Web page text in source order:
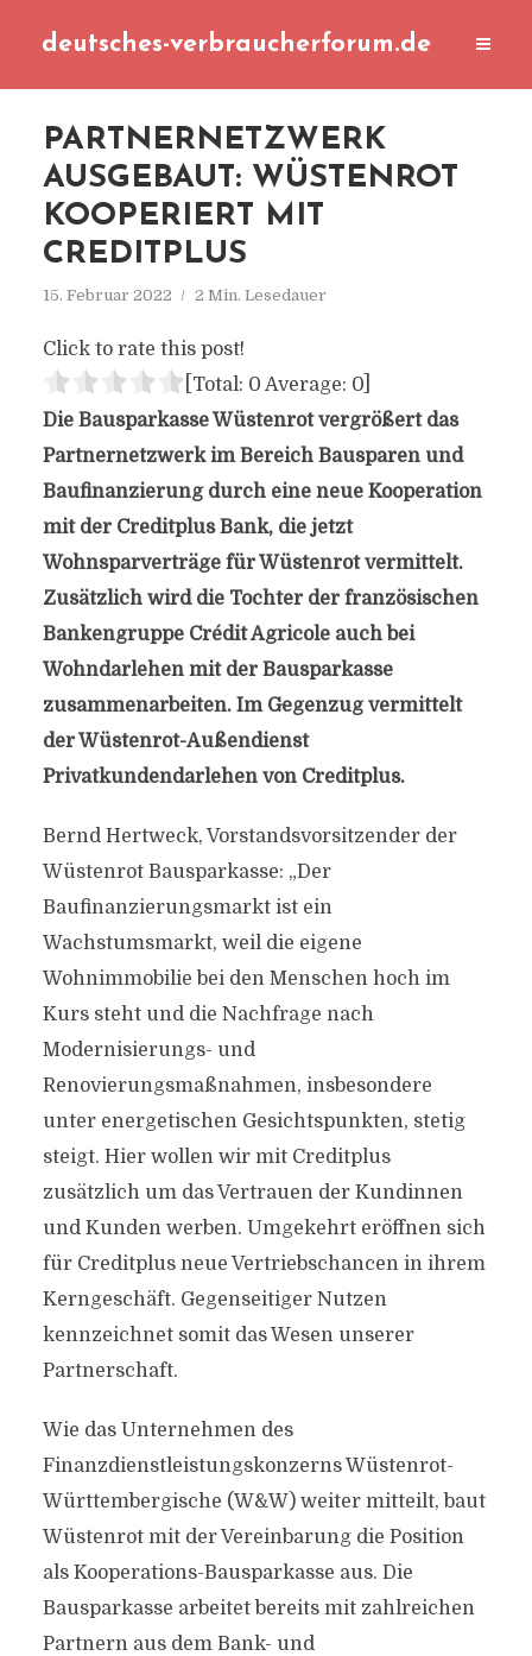
deutsches-verbraucherforum.de
PARTNERNETZWERK
AUSGEBAUT: WÜSTENROT
KOOPERIERT MIT
CREDITPLUS
15. Februar 2022 2 Min. Lesedauer
Click to rate this post!
[Total: 0 Average: 0]
Die Bausparkasse Wüstenrot vergrößert das
Partnernetzwerk im Bereich Bausparen und
Baufinanzierung durch eine neue Kooperation
mit der Creditplus Bank, die jetzt
Wohnsparverträge für Wüstenrot vermittelt.
Zusätzlich wird die Tochter der französischen
Bankengruppe Crédit Agricole auch bei
Wohndarlehen mit der Bausparkasse
zusammenarbeiten. Im Gegenzug vermittelt
der Wüstenrot-Außendienst
Privatkundendarlehen von Creditplus.
Bernd Hertweck, Vorstandsvorsitzender der
Wüstenrot Bausparkasse: „Der
Baufinanzierungsmarkt ist ein
Wachstumsmarkt, weil die eigene
Wohnimmobilie bei den Menschen hoch im
Kurs steht und die Nachfrage nach
Modernisierungs- und
Renovierungsmaßnahmen, insbesondere
unter energetischen Gesichtspunkten, stetig
steigt. Hier wollen wir mit Creditplus
zusätzlich um das Vertrauen der Kundinnen
und Kunden werben. Umgekehrt eröffnen sich
für Creditplus neue Vertriebschancen in ihrem
Kerngeschäft. Gegenseitiger Nutzen
kennzeichnet somit das Wesen unserer
Partnerschaft.
Wie das Unternehmen des
Finanzdienstleistungskonzerns Wüstenrot-
Württembergische (W&W) weiter mitteilt, baut
Wüstenrot mit der Vereinbarung die Position
als Kooperations-Bausparkasse aus. Die
Bausparkasse arbeitet bereits mit zahlreichen
Partnern aus dem Bank- und